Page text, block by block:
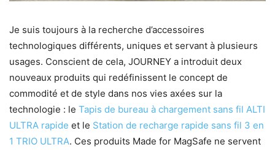
Je suis toujours à la recherche d’accessoires
technologiques différents, uniques et servant à plusieurs
usages. Conscient de cela, JOURNEY a introduit deux
nouveaux produits qui redéfinissent le concept de
commodité et de style dans nos vies axées sur la
technologie : le Tapis de bureau à chargement sans fil ALTI
ULTRA rapide et le Station de recharge rapide sans fil 3 en
1 TRIO ULTRA. Ces produits Made for MagSafe ne servent